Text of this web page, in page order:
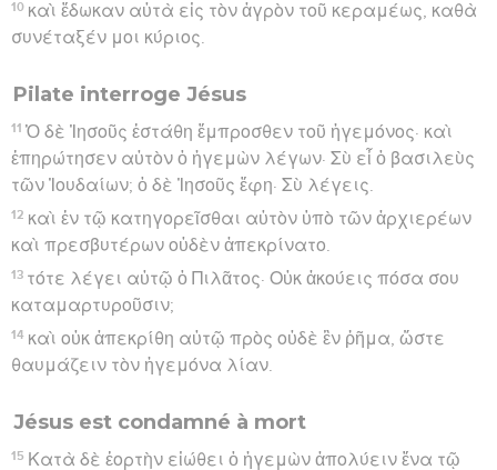
10 καὶ ἔδωκαν αὐτὰ εἰς τὸν ἀγρὸν τοῦ κεραμέως, καθὰ
συνέταξέν μοι κύριος.
Pilate interroge Jésus
11 Ὁ δὲ Ἰησοῦς ἐστάθη ἔμπροσθεν τοῦ ἡγεμόνος· καὶ
ἐπηρώτησεν αὐτὸν ὁ ἡγεμὼν λέγων· Σὺ εἶ ὁ βασιλεὺς
τῶν Ἰουδαίων; ὁ δὲ Ἰησοῦς ἔφη· Σὺ λέγεις.
12 καὶ ἐν τῷ κατηγορεῖσθαι αὐτὸν ὑπὸ τῶν ἀρχιερέων
καὶ πρεσβυτέρων οὐδὲν ἀπεκρίνατο.
13 τότε λέγει αὐτῷ ὁ Πιλᾶτος· Οὐκ ἀκούεις πόσα σου
καταμαρτυροῦσιν;
14 καὶ οὐκ ἀπεκρίθη αὐτῷ πρὸς οὐδὲ ἓν ῥῆμα, ὥστε
θαυμάζειν τὸν ἡγεμόνα λίαν.
Jésus est condamné à mort
15 Κατὰ δὲ ἑορτὴν εἰώθει ὁ ἡγεμὼν ἀπολύειν ἕνα τῷ